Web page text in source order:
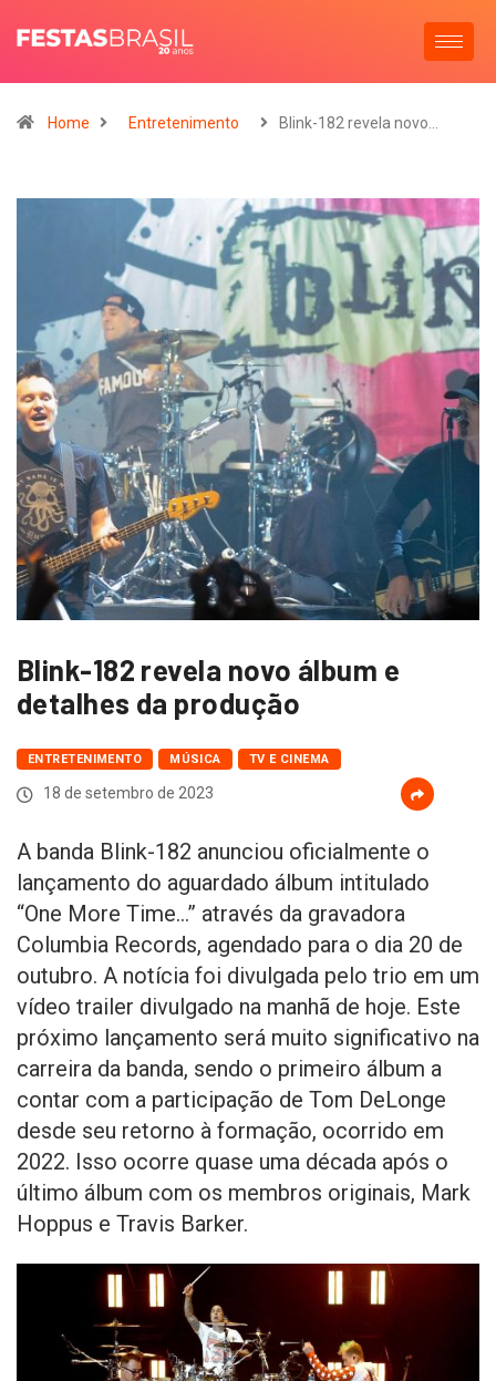
Home Entretenimento Blink-182 revela novo…
Blink-182 revela novo álbum e
detalhes da produção
ENTRETENIMENTO MÚSICA TV E CINEMA
18 de setembro de 2023
A banda Blink-182 anunciou oficialmente o
lançamento do aguardado álbum intitulado
“One More Time…” através da gravadora
Columbia Records, agendado para o dia 20 de
outubro. A notícia foi divulgada pelo trio em um
vídeo trailer divulgado na manhã de hoje. Este
próximo lançamento será muito significativo na
carreira da banda, sendo o primeiro álbum a
contar com a participação de Tom DeLonge
desde seu retorno à formação, ocorrido em
2022. Isso ocorre quase uma década após o
último álbum com os membros originais, Mark
Hoppus e Travis Barker.